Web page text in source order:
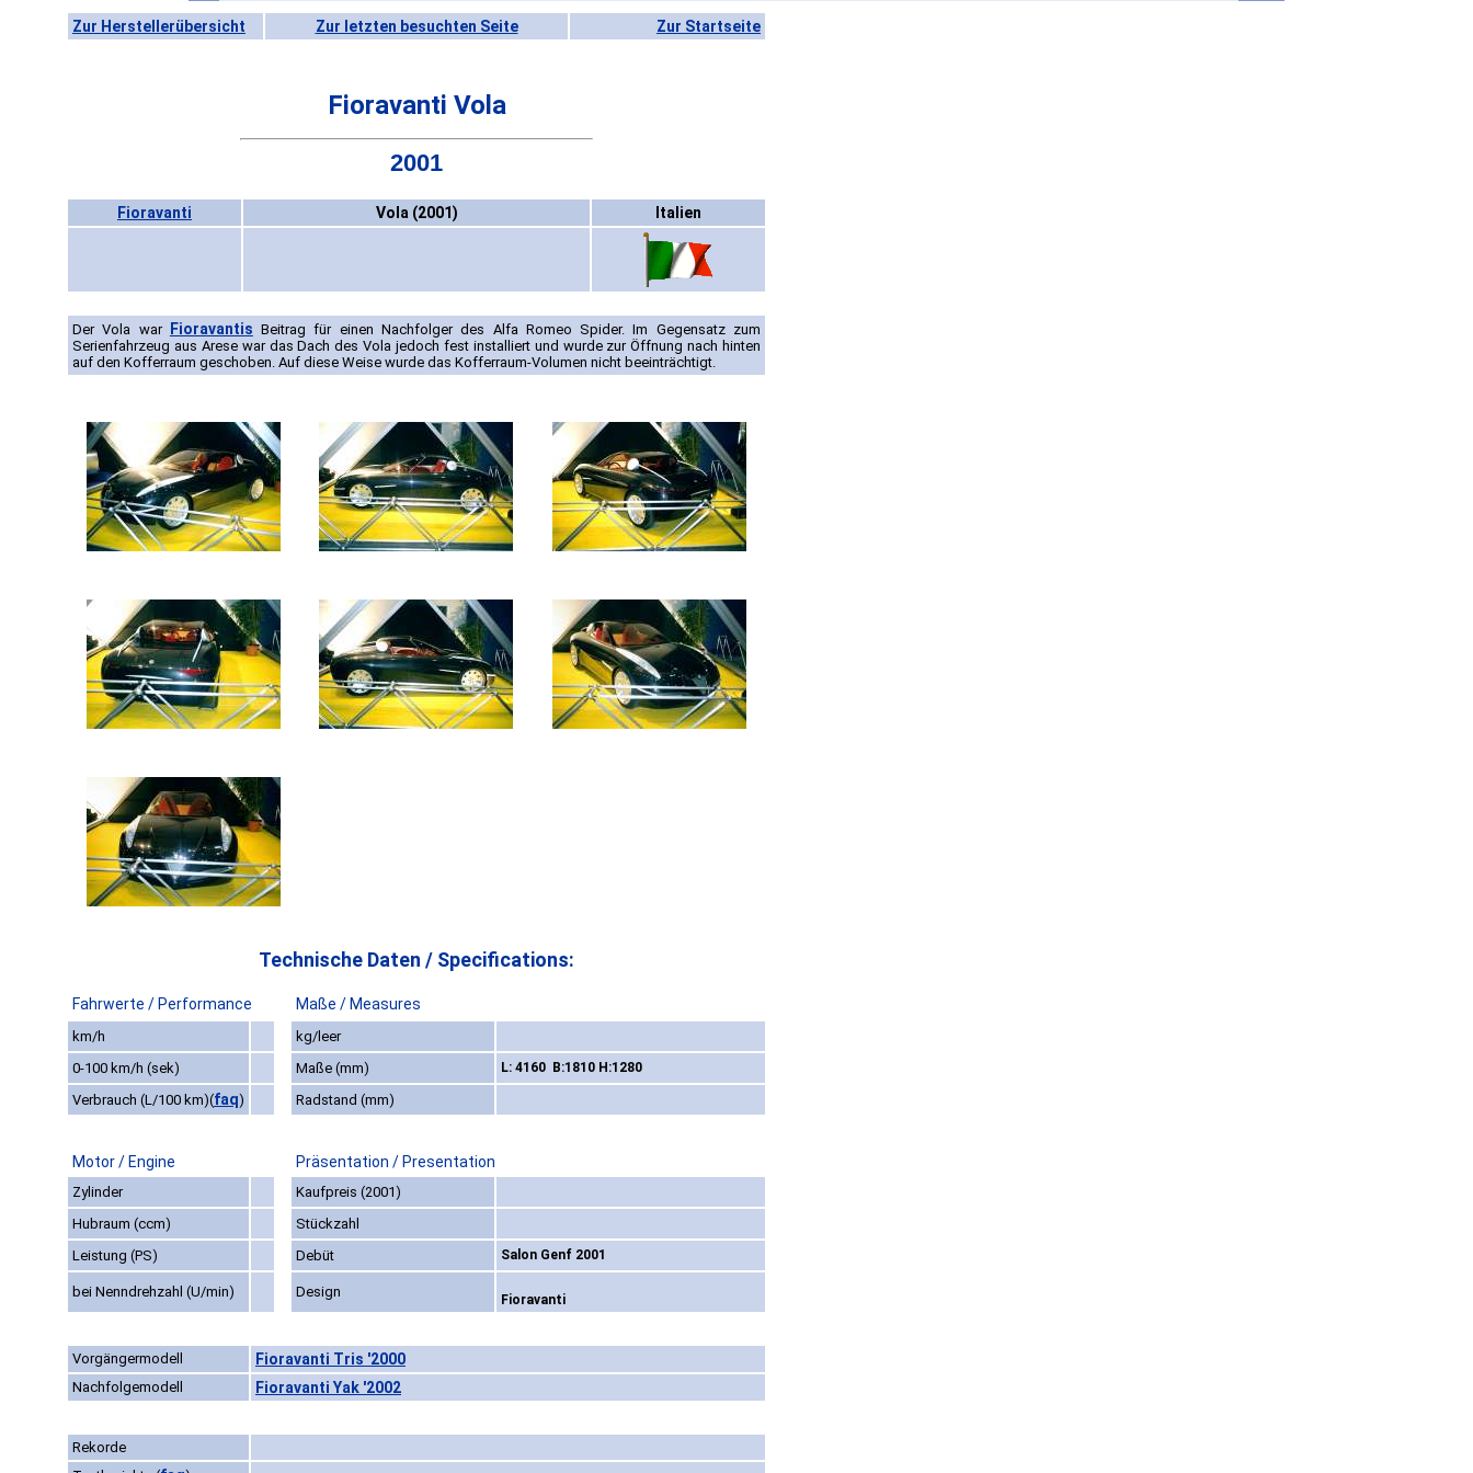
Zur Herstellerübersicht Zur letzten besuchten Seite Zur Startseite
Fioravanti Vola
2001
Fioravanti Vola (2001) Italien
Der Vola war Fioravantis Beitrag für einen Nachfolger des Alfa Romeo Spider. Im Gegensatz zum
Serienfahrzeug aus Arese war das Dach des Vola jedoch fest installiert und wurde zur Öffnung nach hinten
auf den Kofferraum geschoben. Auf diese Weise wurde das Kofferraum-Volumen nicht beeinträchtigt.
Technische Daten / Specifications:
Fahrwerte / Performance Maße / Measures
km/h
kg/leer
0-100 km/h (sek)
Maße (mm) L: 4160 B:1810 H:1280
Verbrauch (L/100 km)(faq) Radstand (mm)
Motor / Engine Präsentation / Presentation
Zylinder
Kaufpreis (2001)
Hubraum (ccm)
Stückzahl
Leistung (PS)
Debüt Salon Genf 2001
bei Nenndrehzahl (U/min) Design Fioravanti
Vorgängermodell Fioravanti Tris '2000
Nachfolgemodell Fioravanti Yak '2002
Rekorde